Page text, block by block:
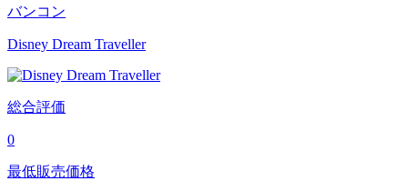
バンコン
Disney Dream Traveller
総合評価
0
最低販売価格